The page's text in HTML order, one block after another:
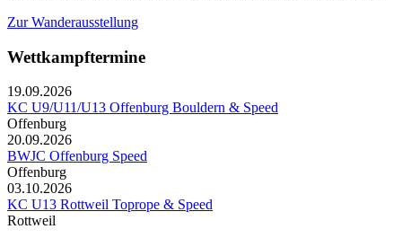
Zur Wanderausstellung
Wettkampftermine
19.09.2026
KC U9/U11/U13 Offenburg Bouldern & Speed
Offenburg
20.09.2026
BWJC Offenburg Speed
Offenburg
03.10.2026
KC U13 Rottweil Toprope & Speed
Rottweil